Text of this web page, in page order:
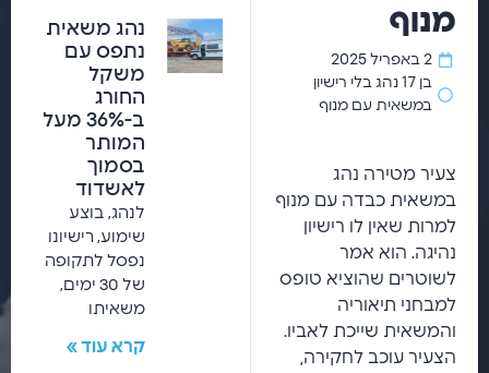
מנוף
2 באפריל 2025
בן 17 נהג בלי רישיון
במשאית עם מנוף
צעיר מטירה נהג
במשאית כבדה עם מנוף
למרות שאין לו רישיון
נהיגה. הוא אמר
לשוטרים שהוציא טופס
למבחני תיאוריה
והמשאית שייכת לאביו.
הצעיר עוכב לחקירה,
נהג משאית
נתפס עם
משקל
החורג
ב-36% מעל
המותר
בסמוך
לאשדוד
לנהג, בוצע
שימוע, רישיונו
נפסל לתקופה
של 30 ימים,
משאיתו
קרא עוד »